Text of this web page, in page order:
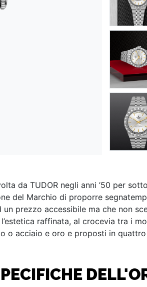
da TUDOR negli anni ’50 per
del Marchio di proporre
prezzo accessibile ma che non
raffinata, al crocevia tra i
o acciaio e oro e proposti in